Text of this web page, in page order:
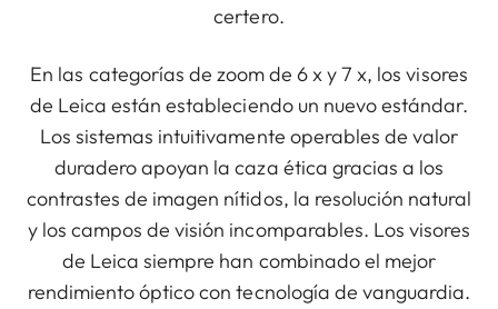
certero.
En las categorías de zoom de 6 x y 7 x, los visores
de Leica están estableciendo un nuevo estándar.
Los sistemas intuitivamente operables de valor
duradero apoyan la caza ética gracias a los
contrastes de imagen nítidos, la resolución natural
y los campos de visión incomparables. Los visores
de Leica siempre han combinado el mejor
rendimiento óptico con tecnología de vanguardia.